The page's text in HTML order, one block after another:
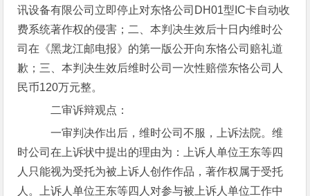
讯设备有限公司立即停止对东恪公司DH01型IC卡自动收
费系统著作权的侵害；二、本判决生效后十日内维时公
司在《黑龙江邮电报》的第一版公开向东恪公司赔礼道
歉；三、本判决生效后维时公司一次性赔偿东恪公司人
民币120万元整。
二审诉辩观点：
一审判决作出后，维时公司不服，上诉法院。维
时公司在上诉状中提出的理由为：上诉人单位王东等四
人只能视为受托为被上诉人创作作品，著作权属于受托
人。上诉人单位王东等四人对参与被上诉人单位工作中